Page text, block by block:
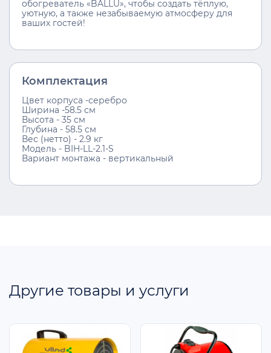
обогреватель «BALLU», чтобы создать тёплую,
уютную, а также незабываемую атмосферу для
ваших гостей!
Комплектация
Цвет корпуса -серебро
Ширина -58.5 см
Высота - 35 см
Глубина - 58.5 см
Вес (нетто) - 2.9 кг
Модель - BIH-LL-2.1-S
Вариант монтажа - вертикальный
Другие товары и услуги